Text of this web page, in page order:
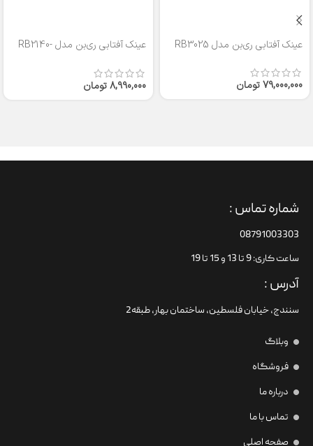
عینک آفتابی ری‌بن مدل RB3025
79,000,000تومان
عینک آفتابی ری‌بن مدل RB2140-
8,990,000تومان
شماره تماس :
08791003303
ساعت کاری: 9 تا 13 و 15 تا 19
آدرس :
سنندج، خیابان فلسطین،‌ ساختمان بهار، طبقه2
وبلاگ
فروشگاه
درباره ما
تماس با ما
صفحه اصلی